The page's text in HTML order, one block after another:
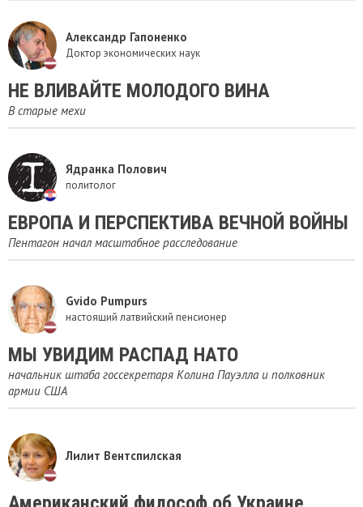
Александр Гапоненко
Доктор экономических наук
​НЕ ВЛИВАЙТЕ МОЛОДОГО ВИНА
В старые мехи
Ядранка Полович
политолог
ЕВРОПА И ПЕРСПЕКТИВА ВЕЧНОЙ ВОЙНЫ
Пентагон начал масштабное расследование
Gvido Pumpurs
настоящий латвийский пенсионер
МЫ УВИДИМ РАСПАД НАТО
начальник штаба госсекретаря Колина Пауэлла и полковник
армии США
Лилит Вентспилская